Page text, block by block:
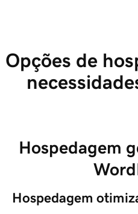
Opções de
Hospedagem
Hospedagem